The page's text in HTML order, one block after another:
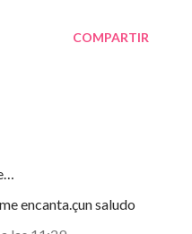
COMPARTIR
encanta.çun saludo